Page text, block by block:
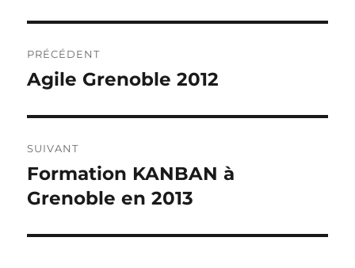
de
PRÉCÉDENT
Publication
Agile Grenoble 2012
SUIVANT
Publication
suivante :
Formation KANBAN à
Grenoble en 2013